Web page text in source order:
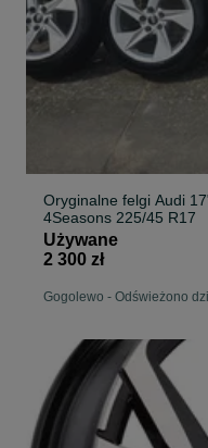
Oryginalne felgi Audi
4Seasons 225/45 R17
Używane
2 300 zł
Gogolewo - Odświeżono